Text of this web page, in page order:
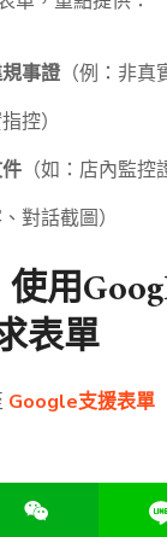
事證（例：非真
控）
（如：店內監控
對話截圖）
用
表單
Google支援表單
個人資料（電話、地